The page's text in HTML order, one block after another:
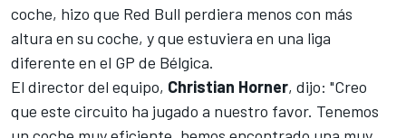
coche, hizo que Red Bull perdiera menos con más
altura en su coche, y que estuviera en una liga
diferente en el GP de Bélgica.
El director del equipo, Christian Horner, dijo: "Creo
que este circuito ha jugado a nuestro favor. Tenemos